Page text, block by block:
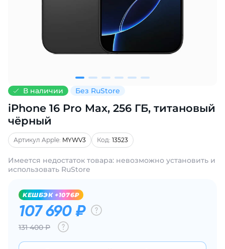
В наличии Без RuStore
iPhone 16 Pro Max, 256 ГБ, титановый
чёрный
Артикул Apple: MYWV3 Код: 13523
Имеется недостаток товара: невозможно установить и
использовать RuStore
KЕШБЭК +1076₽
107 690 ₽
131 400 Р
% картой любого банка
Получайте товар
выбранный способом
списываться с вашей карты
Подробнее